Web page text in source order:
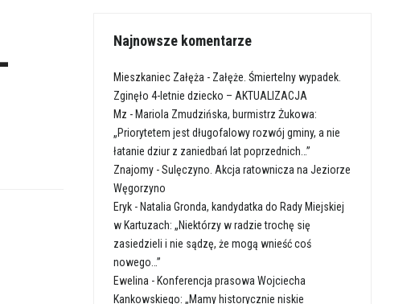
Najnowsze komentarze
Mieszkaniec Załęża - Załęże. Śmiertelny wypadek.
Zginęło 4-letnie dziecko – AKTUALIZACJA
Mz - Mariola Zmudzińska, burmistrz Żukowa:
„Priorytetem jest długofalowy rozwój gminy, a nie
łatanie dziur z zaniedbań lat poprzednich…”
Znajomy -Sulęczyno. Akcja ratownicza na Jeziorze
Węgorzyno
Eryk - Natalia Gronda, kandydatka do Rady Miejskiej
w Kartuzach: „Niektórzy w radzie trochę się
zasiedzieli i nie sądzę, że mogą wnieść coś
nowego…”
Ewelina - Konferencja prasowa Wojciecha
Kankowskiego: „Mamy historycznie niskie